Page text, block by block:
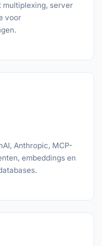
multiplexing, server
voor
Anthropic, MCP-
embeddings en